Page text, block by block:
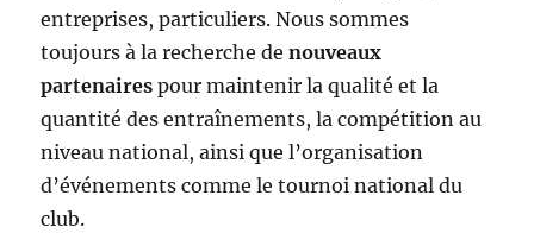
entreprises, particuliers. Nous sommes
toujours à la recherche denouveaux
partenairespour maintenir la qualité et la
quantité des entraînements, la compétition au
niveau national, ainsi que l’organisation
d’événements comme le tournoi national du
club.